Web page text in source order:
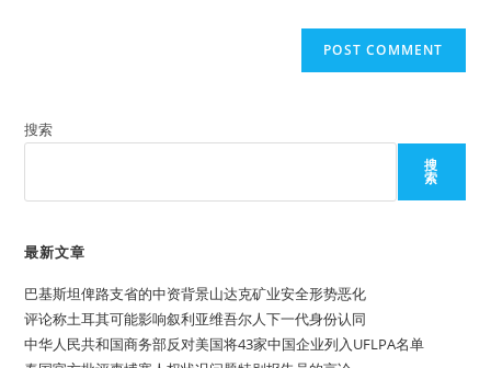
搜索
搜
索
最新文章
巴基斯坦俾路支省的中资背景山达克矿业安全形势恶化
评论称土耳其可能影响叙利亚维吾尔人下一代身份认同
中华人民共和国商务部反对美国将43家中国企业列入UFLPA名单